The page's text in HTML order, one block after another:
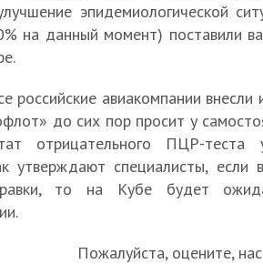
эпидемиологической
на данный момент) поставили
российские авиакомпании
до сих пор просит у
отрицательного ПЦР-
утверждают специалисты,
то на Кубе будет
Пожалуйста, оцените,